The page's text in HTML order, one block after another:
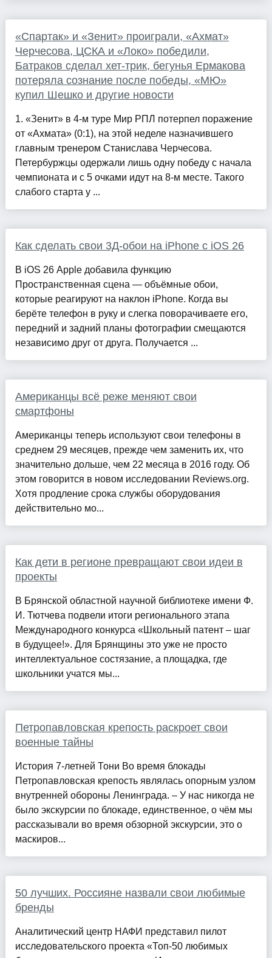
«Спартак» и «Зенит» проиграли, «Ахмат»
Черчесова, ЦСКА и «Локо» победили,
Батраков сделал хет-трик, бегунья Ермакова
потеряла сознание после победы, «МЮ»
купил Шешко и другие новости
1. «Зенит» в 4-м туре Мир РПЛ потерпел поражение
от «Ахмата» (0:1), на этой неделе назначившего
главным тренером Станислава Черчесова.
Петербуржцы одержали лишь одну победу с начала
чемпионата и с 5 очками идут на 8-м месте. Такого
слабого старта у ...
Как сделать свои 3Д-обои на iPhone с iOS 26
В iOS 26 Apple добавила функцию
Пространственная сцена — объёмные обои,
которые реагируют на наклон iPhone. Когда вы
берёте телефон в руку и слегка поворачиваете его,
передний и задний планы фотографии смещаются
независимо друг от друга. Получается ...
Американцы всё реже меняют свои
смартфоны
Американцы теперь используют свои телефоны в
среднем 29 месяцев, прежде чем заменить их, что
значительно дольше, чем 22 месяца в 2016 году. Об
этом говорится в новом исследовании Reviews.org.
Хотя продление срока службы оборудования
действительно мо...
Как дети в регионе превращают свои идеи в
проекты
В Брянской областной научной библиотеке имени Ф.
И. Тютчева подвели итоги регионального этапа
Международного конкурса «Школьный патент – шаг
в будущее!». Для Брянщины это уже не просто
интеллектуальное состязание, а площадка, где
школьники учатся мы...
Петропавловская крепость раскроет свои
военные тайны
История 7-летней Тони Во время блокады
Петропавловская крепость являлась опорным узлом
внутренней обороны Ленинграда. – У нас никогда не
было экскурсии по блокаде, единственное, о чём мы
рассказывали во время обзорной экскурсии, это о
маскиров...
50 лучших. Россияне назвали свои любимые
бренды
Аналитический центр НАФИ представил пилот
исследовательского проекта «Топ-50 любимых